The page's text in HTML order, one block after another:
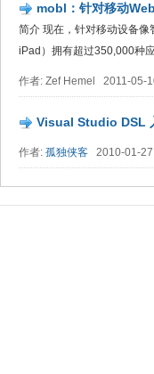
mobl：针对移动
简介 现在，针对移动设备
iPad）拥有超过350,000种
作者: Zef Hemel 2011-05-
Visual Studio DSL
作者: 孤独侠客 2010-01-27